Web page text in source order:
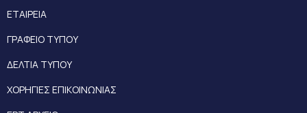
ΕΤΑΙΡΕΙΑ
ΓΡΑΦΕΙΟ ΤΥΠΟΥ
ΔΕΛΤΙΑ ΤΥΠΟΥ
ΧΟΡΗΓΙΕΣ ΕΠΙΚΟΙΝΩΝΙΑΣ